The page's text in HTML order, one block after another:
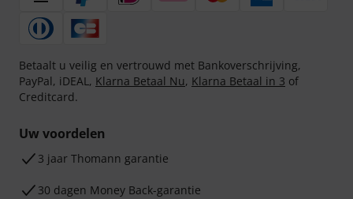
Betaalt u veilig en vertrouwd met Bankoverschrijving,
PayPal, iDEAL, Klarna Betaal Nu, Klarna Betaal in 3 of
Creditcard.
Uw voordelen
3 jaar Thomann garantie
30 dagen Money Back-garantie